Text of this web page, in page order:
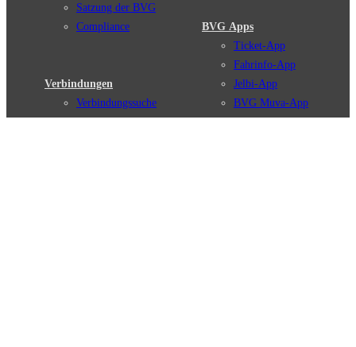
Satzung der BVG
Compliance
Verbindungen
Verbindungssuche
BVG Apps
Ticket-App
Fahrinfo-App
Jelbi-App
BVG Muva-App